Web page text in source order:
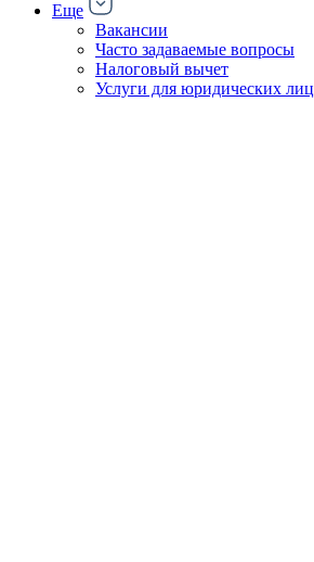
Еще
Вакансии
Часто задаваемые вопросы
Налоговый вычет
Услуги для юридических лиц